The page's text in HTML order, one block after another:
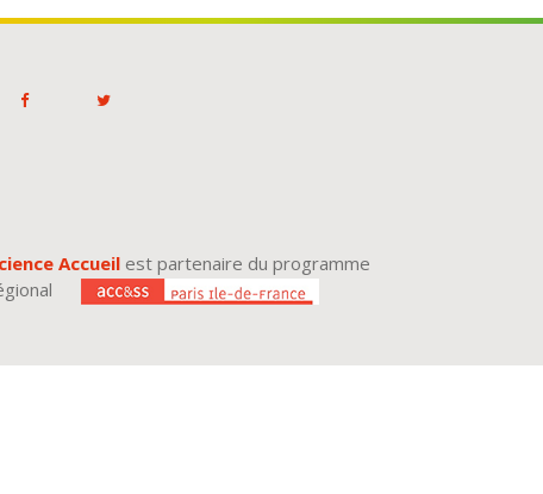
Accueil est partenaire du programme